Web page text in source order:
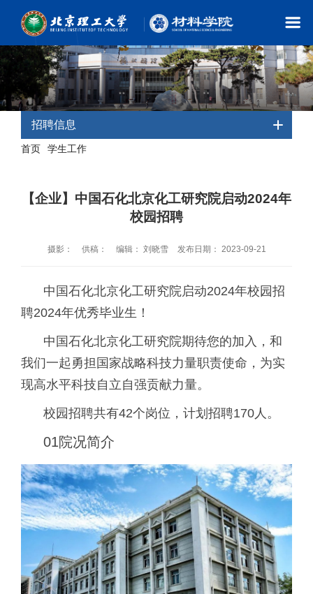
招聘信息
首页 学生工作
【企业】中国石化北京化工研究院启动2024年
校园招聘
摄影： 供稿： 编辑： 刘晓雪 发布日期： 2023-09-21
中国石化北京化工研究院启动2024年校园招
聘2024年优秀毕业生！
中国石化北京化工研究院期待您的加入，和
我们一起勇担国家战略科技力量职责使命，为实
现高水平科技自立自强贡献力量。
校园招聘共有42个岗位， 计划招聘170人。
01院况简介